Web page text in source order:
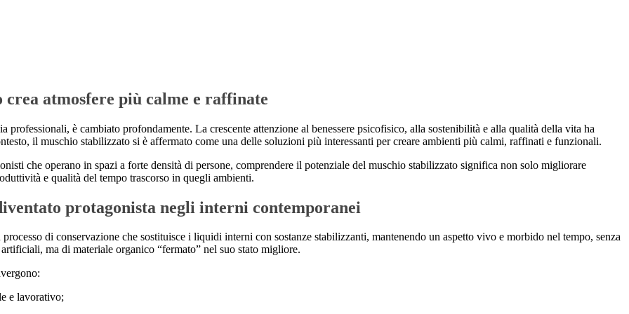
atmosfere più calme e raffinate
è cambiato profondamente. La crescente attenzione al benessere psicofisico, alla sostenibilità e alla qualità della vita ha
il muschio stabilizzato si è affermato come una delle soluzioni più interessanti per creare ambienti più calmi, raffinati e funzionali.
che operano in spazi a forte densità di persone, comprendere il potenziale del muschio stabilizzato significa non solo migliorare
e qualità del tempo trascorso in quegli ambienti.
protagonista negli interni contemporanei
di conservazione che sostituisce i liquidi interni con sostanze stabilizzanti, mantenendo un aspetto vivo e morbido nel tempo, senza
ma di materiale organico “fermato” nel suo stato migliore.
e lavorativo;